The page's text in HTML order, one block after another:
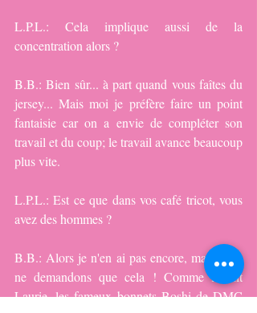
L.P.L.: Cela implique aussi de la
concentration alors ?
B.B.: Bien sûr... à part quand vous faîtes du
jersey... Mais moi je préfère faire un point
fantaisie car on a envie de compléter son
travail et du coup; le travail avance beaucoup
plus vite.
L.P.L.: Est ce que dans vos café tricot, vous
avez des hommes ?
B.B.: Alors je n'en ai pas encore, mais nous
ne demandons que cela ! Comme l'a dit
Laurie, les fameux bonnets Boshi de DMC